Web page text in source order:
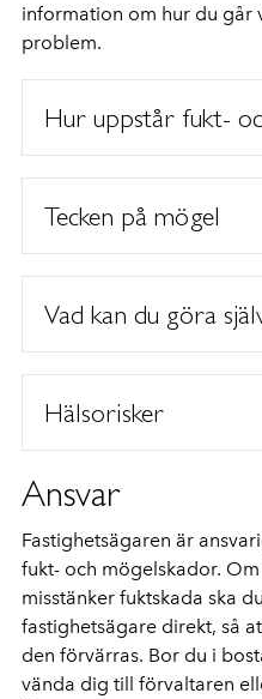
information om hur du går
problem.
Hur uppstår fukt-
Tecken på mögel
Vad kan du göra
Hälsorisker
Ansvar
Fastighetsägaren är
fukt- och mögelskador.
misstänker fuktskada ska
fastighetsägare direkt, så
den förvärras. Bor du i
vända dig till förvaltaren